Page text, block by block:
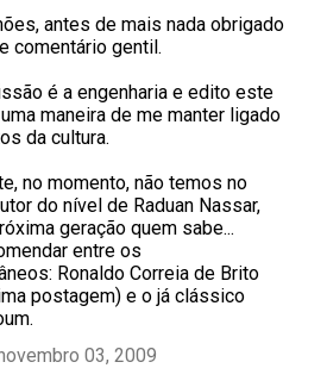
antes de mais nada obrigado
comentário gentil.
é a engenharia e edito este
maneira de me manter ligado
da cultura.
no momento, não temos no
do nível de Raduan Nassar,
geração quem sabe...
entre os
Ronaldo Correia de Brito
postagem) e o já clássico
03, 2009